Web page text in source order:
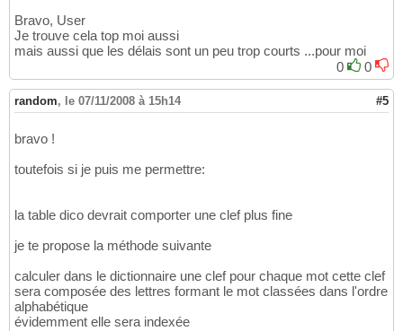
Bravo, User
Je trouve cela top moi aussi
mais aussi que les délais sont un peu trop courts ...pour moi
0
0
random, le 07/11/2008 à 15h14 #5
bravo !
toutefois si je puis me permettre:
la table dico devrait comporter une clef plus fine
je te propose la méthode suivante
calculer dans le dictionnaire une clef pour chaque mot cette clef
sera composée des lettres formant le mot classées dans l'ordre
alphabétique
évidemment elle sera indexée